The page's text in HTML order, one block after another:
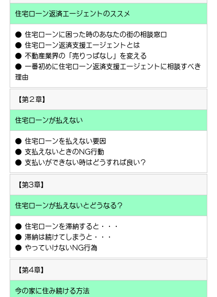
住宅ローン返済エージェントのススメ
● 住宅ローンに困った時のあなたの街の相談窓口
● 住宅ローン返済支援エージェントとは
● 不動産業界の「売りっぱなし」を変える
● 一番初めに住宅ローン返済支援エージェントに相談すべき
理由
【第２章】
住宅ローンが払えない
● 住宅ローンを払えない要因
● 支払えないときのNG行動
● 支払いができない時はどうすれば良い？
【第3章】
住宅ローンが払えないとどうなる？
● 住宅ローンを滞納すると・・・
● 滞納は続けてしまうと・・・
● やっていけないNG行為
【第4章】
今の家に住み続ける方法